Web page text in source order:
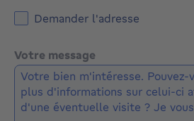
Demander l'adresse
Votre message